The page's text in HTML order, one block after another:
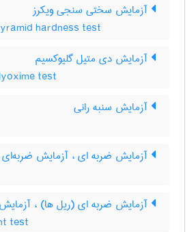
آزمایش سختی سنجی ویکرز
hardness test
آزمایش دی متیل گلیوکسیم
test
آزمایش سنبه رانی
آزمایش ضربه ای ، آزمایش ضربه‌ای
آزمایش ضربه ای (ریل ها) ،
test